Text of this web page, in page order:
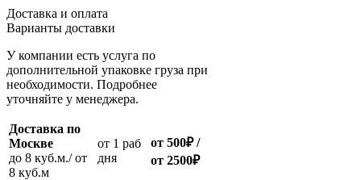
Доставка и оплата
Варианты доставки
У компании есть услуга по
дополнительной упаковке груза при
необходимости. Подробнее
уточняйте у менеджера.
Доставка по
Москве
до 8 куб.м./ от
8 куб.м
oт 1 раб
дня
от 500₽/
от 2500₽